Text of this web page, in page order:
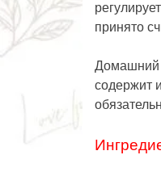
принято
Домашний
содержит